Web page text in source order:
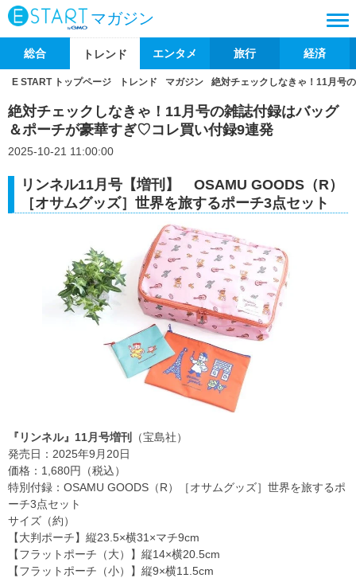
マガジン
総合 トレンド エンタメ 旅行 経済
E START トップページ トレンド マガジン 絶対チェックしなきゃ！11月号
絶対チェックしなきゃ！11月号の雑誌付録はバッグ
＆ポーチが豪華すぎ♡コレ買い付録9連発
2025-10-21 11:00:00
リンネル11月号【増刊】 OSAMU GOODS（R）
［オサムグッズ］世界を旅するポーチ3点セット
『リンネル』11月号増刊
（宝島社）
発売日：2025年9月20日
価格：1,680円（税込）
特別付録：OSAMU GOODS（R）［オサムグッズ］世界を旅するポ
ーチ3点セット
サイズ（約）
【大判ポーチ】縦23.5×横31×マチ9cm
【フラットポーチ（大）】縦14×横20.5cm
【フラットポーチ（小）】縦9×横11.5cm